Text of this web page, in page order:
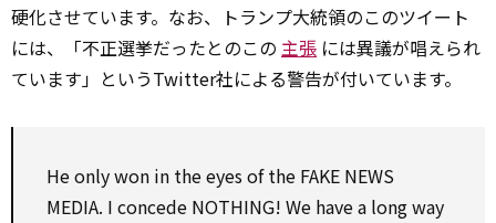
硬化させています。なお、トランプ大統領のこのツイート
には、「不正選挙だったとのこの 主張 には異議が唱えられ
ています」というTwitter社による警告が付いています。
He only won in the eyes of the FAKE NEWS
MEDIA. I concede NOTHING! We have a long way